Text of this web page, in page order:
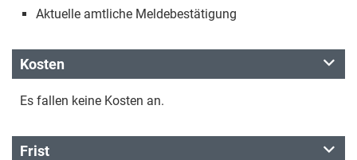
Aktuelle amtliche Meldebestätigung
Kosten
Es fallen keine Kosten an.
Frist